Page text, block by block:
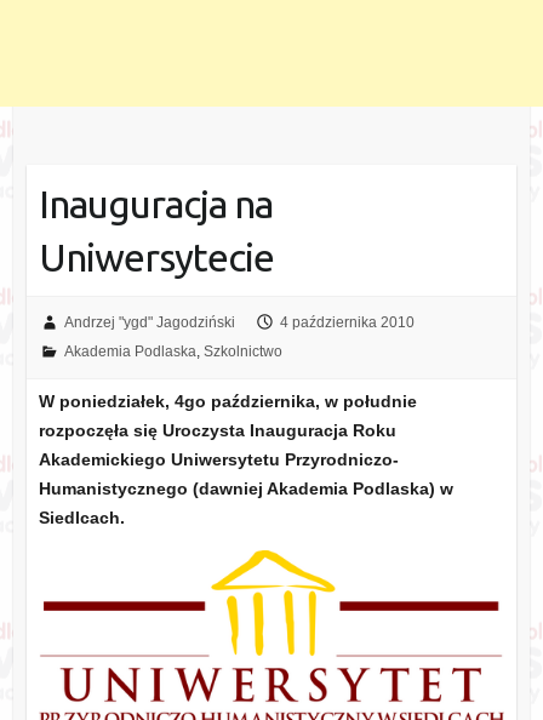
Inauguracja na
Uniwersytecie
Andrzej "ygd" Jagodziński
4 października 2010
Akademia Podlaska, Szkolnictwo
W poniedziałek, 4go października, w południe
rozpoczęła się Uroczysta Inauguracja Roku
Akademickiego Uniwersytetu Przyrodniczo-
Humanistycznego (dawniej Akademia Podlaska) w
Siedlcach.